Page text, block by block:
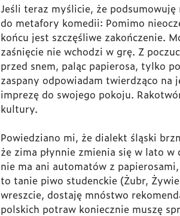
Jeśli teraz myślicie, że podsumowuję
do metafory komedii: Pomimo
końcu jest szczęśliwe zakończenie.
zaśnięcie nie wchodzi w grę. Z
przed snem, paląc papierosa, tylko
zaspany odpowiadam twierdząco na
imprezę do swojego pokoju.
kultury.
Powiedziano mi, że dialekt śląski
że zima płynnie zmienia się w lato
nie ma ani automatów z
to tanie piwo studenckie (Żubr,
wreszcie, dostaję mnóstwo
polskich potraw koniecznie muszę